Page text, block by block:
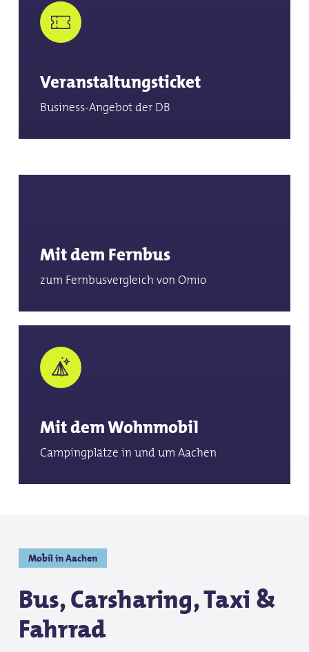
Veranstaltungsticket
Business-Angebot der DB
Mit dem Fernbus
zum Fernbusvergleich von Omio
Mit dem Wohnmobil
Campingplätze in und um Aachen
Mobil in Aachen
Bus, Carsharing, Taxi &
Fahrrad